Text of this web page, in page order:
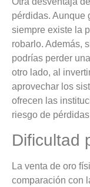
pérdidas. Aunque
siempre existe la
robarlo. Además,
podrías perder
otro lado, al
aprovechar los
ofrecen las
riesgo de
Dificultad
La venta de oro
comparación con